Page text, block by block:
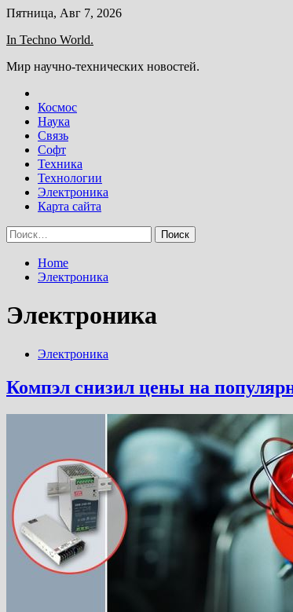
Skip
content
Пятница, Авг 7, 2026
In Techno World.
Мир научно-технических новостей.
Космос
Наука
Связь
Софт
Техника
Технологии
Электроника
Карта сайта
Найти:
Home
Электроника
Электроника
Электроника
Компэл снизил цены на